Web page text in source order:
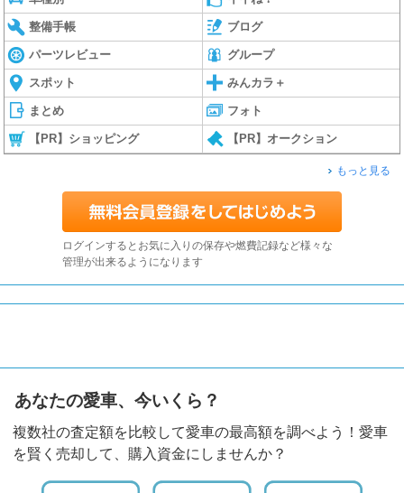
整備手帳 ブログ
パーツレビュー グループ
スポット みんカラ＋
まとめ フォト
【PR】ショッピング 【PR】オークション
もっと見る
ログインするとお気に入りの保存や燃費記録など様々な
管理が出来るようになります
あなたの愛車、今いくら？
複数社の査定額を比較して愛車の最高額を調べよう！愛車
を賢く売却して、購入資金にしませんか？